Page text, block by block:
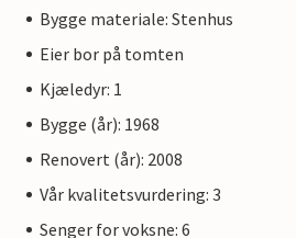
Bygge materiale: Stenhus
Eier bor på tomten
Kjæledyr: 1
Bygge (år): 1968
Renovert (år): 2008
Vår kvalitetsvurdering: 3
Senger for voksne: 6